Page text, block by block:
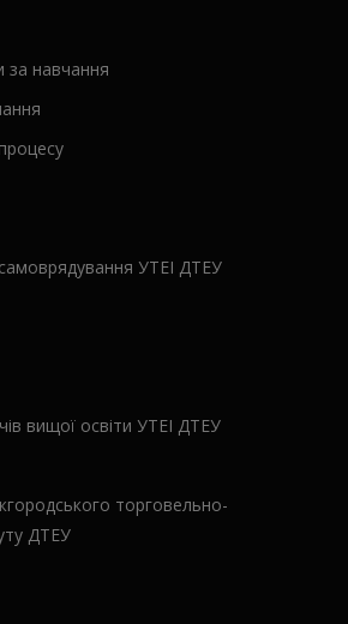
за навчання
УТЕІ ДТЕУ
вищої освіти УТЕІ ДТЕУ
торговельно-
ДТЕУ